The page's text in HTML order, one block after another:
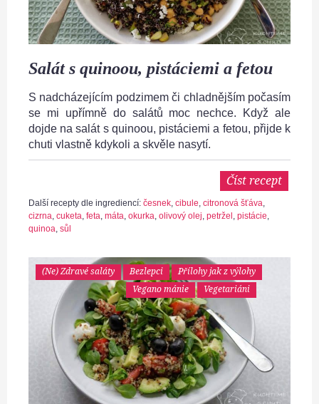
Salát s quinoou, pistáciemi a fetou
S nadcházejícím podzimem či chladnějším počasím
se mi upřímně do salátů moc nechce. Když ale
dojde na salát s quinoou, pistáciemi a fetou, přijde k
chuti vlastně kdykoli a skvěle nasytí.
Číst recept
Další recepty dle ingrediencí: česnek, cibule, citronová šťáva,
cizrna, cuketa, feta, máta, okurka, olivový olej, petržel , pistácie,
quinoa, sůl
(Ne) Zdravé saláty Bezlepci
Přílohy jak z výlohy
Vegano mánie
Vegetariáni